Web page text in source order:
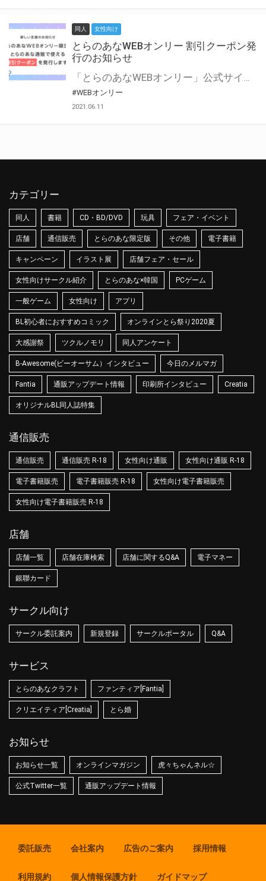
同人 女性向け
とらのあなWEBオンリー 割引クーポン発
行のお知らせ
「とらのあなWEBオンリー」公式サイトでとらのあな通販の「割引クーポン」を配布中！ イベントごとに開催当日限定で使える割引クーポンのシリアルコードを発行します。 とらのあなWEBオンリーのページをチェックして、イベント当日にお得にお買い物を楽しみましょう♪ ※本キャンペーンは予告なく終了する場合がございます。 とらのあなWEBオンリーサイトはこちら
#WEBオンリー
2021.06.11
カテゴリー
同人 書籍 CD・BD/DVD 玩具 フェア・イベント
店舗 通信販売 とらのあな限定版 その他 電子書籍
キャンペーン イラスト展 店舗フェア・セール
女性向けサークル紹介 とらのあな×韓国 PCゲーム
一般ゲーム 女性向け アプリ
BL初心者におすすめコミック オンラインとら祭り2020夏
大感謝祭 ツクルノモリ 同人アンケート
B-Awesome(ビーオーサム）インタビュー 今日のメルマガ
Fantia 通販アップデート情報 印刷所インタビュー Creatia
オリジナルBL同人誌特集
通信販売
通信販売 通信販売 R-18 女性向け通販 女性向け通販 R-18
電子書籍販売 電子書籍販売 R-18 女性向け電子書籍販売
女性向け電子書籍販売 R-18
店舗
店舗一覧 店舗在庫検索 店舗に関するQ&A 電子マネー
銀聯カード
サークル向け
サークル委託案内 新規登録 サークルポータル Q&A
サービス
とらのあなクラフト ファンティア[Fantia]
クリエイティア[Creatia] とら婚
お知らせ
お知らせ一覧 オンラインマガジン 虎々ちゃんネル☆
公式Twitter一覧 通販アップデート情報
委託販売 会社案内 広告のご案内 採用情報
利用規約 個人情報保護方針 ガイドマップ